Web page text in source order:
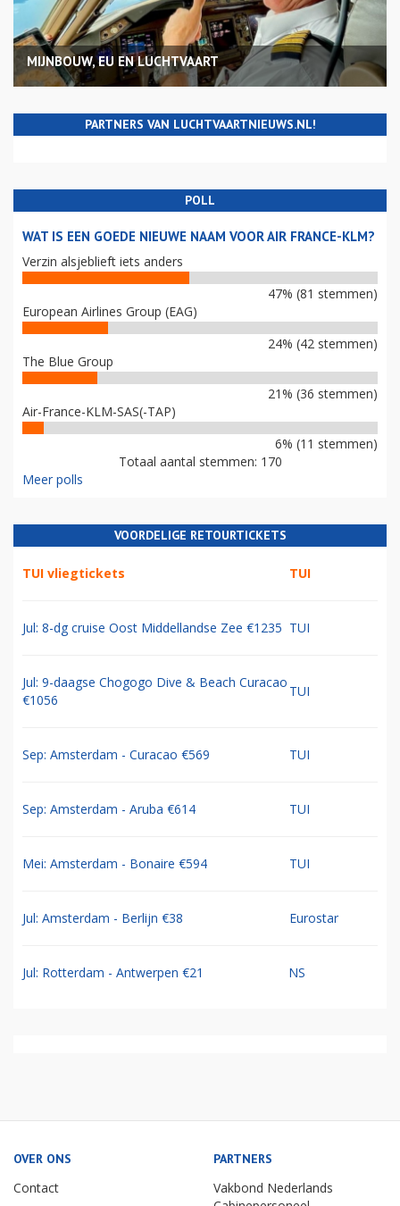
MIJNBOUW, EU EN LUCHTVAART
PARTNERS VAN LUCHTVAARTNIEUWS.NL!
POLL
WAT IS EEN GOEDE NIEUWE NAAM VOOR AIR FRANCE-KLM?
Verzin alsjeblieft iets anders
47% (81 stemmen)
European Airlines Group (EAG)
24% (42 stemmen)
The Blue Group
21% (36 stemmen)
Air-France-KLM-SAS(-TAP)
6% (11 stemmen)
Totaal aantal stemmen: 170
Meer polls
VOORDELIGE RETOURTICKETS
TUI vliegtickets TUI
Jul: 8-dg cruise Oost Middellandse Zee €1235 TUI
Jul: 9-daagse Chogogo Dive & Beach Curacao
€1056
TUI
Sep: Amsterdam - Curacao €569 TUI
Sep: Amsterdam - Aruba €614 TUI
Mei: Amsterdam - Bonaire €594 TUI
Jul: Amsterdam - Berlijn €38 Eurostar
Jul: Rotterdam - Antwerpen €21 NS
OVER ONS
Contact
PARTNERS
Vakbond Nederlands